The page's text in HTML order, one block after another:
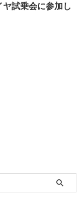
試乗会に参加し